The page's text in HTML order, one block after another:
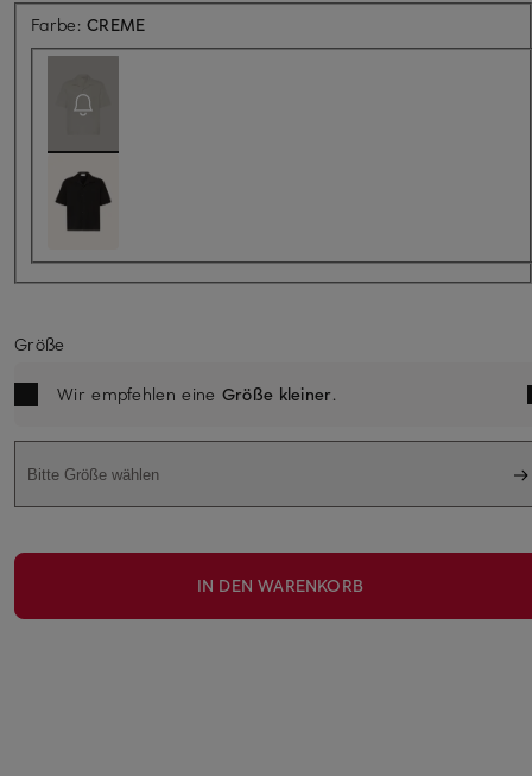
Farbe:CREMEAktuell nicht verfügbar
Größe
Wir empfehlen eine Größe kleiner.
Bitte Größe wählen
IN DEN WARENKORB